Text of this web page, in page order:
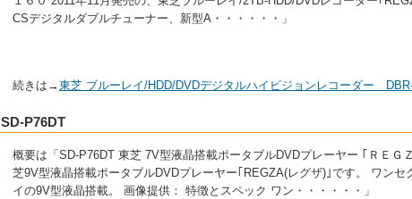
CSデジタルダブルチューナー、新型A・・・・・・」
続きは→東芝 ブルーレイ/HDD/DVDデジタルハイビジョンレコーダー
SD-P76DT
概要は「SD-P76DT 東芝 7V型液晶搭載ポータブルDVDプレーヤー ｢ＲＥＧ
芝9V型液晶搭載ポータブルDVDプレーヤー｢REGZA(レグザ)｣です。 ワン
イの9V型液晶搭載。 画像提供： 特徴とスペック ワン・・・・・・」